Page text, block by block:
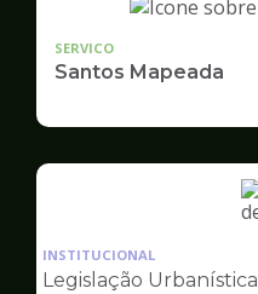
SERVICO
Santos Mapeada
INSTITUCIONAL
Legislação Urbanística